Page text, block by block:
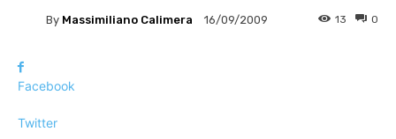
By Massimiliano Calimera 16/09/2009 0
13
Facebook
Twitter